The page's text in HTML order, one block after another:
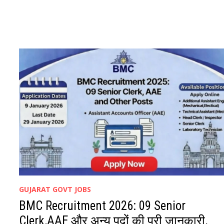
के
तुरंत
ऑनलाइन
आवेदन
करें
APPLY
NOW
GUJARAT GOVT JOBS
BMC Recruitment 2026: 09 Senior
Clerk,AAE और अन्य पदों की पूरी जानकारी,